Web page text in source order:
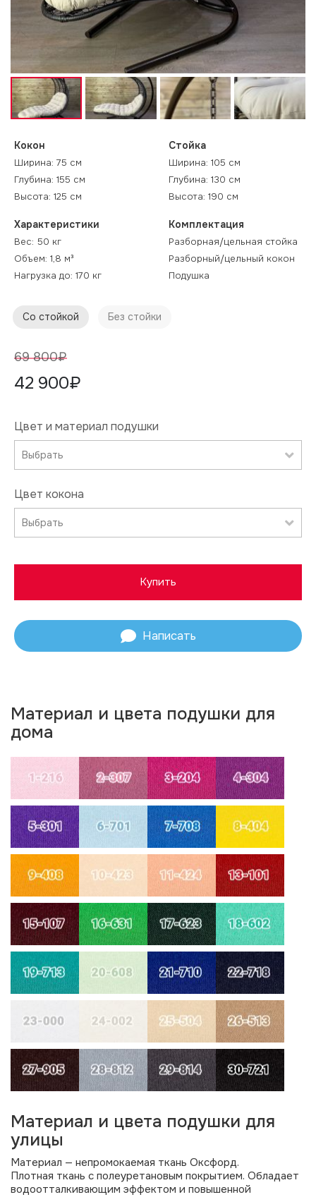
Кокон
Ширина: 75 см
Глубина: 155 см
Высота: 125 см
Стойка
Ширина: 105 см
Глубина: 130 см
Высота: 190 см
Характеристики
Вес: 50 кг
Объем: 1,8 м³
Нагрузка до: 170 кг
Комплектация
Разборная/цельная стойка
Разборный/цельный кокон
Подушка
Со стойкой Без стойки
69 800₽
42 900₽
Цвет и материал подушки
Выбрать
Цвет кокона
Выбрать
Купить
63 800₽
37900₽
Цвет и материал подушки
Выбрать
Цвет кокона
Выбрать
Купить
Написать
Материал и цвета подушки для
дома
Материал и цвета подушки для
улицы
Материал — непромокаемая ткань Оксфорд.
Плотная ткань с полеуретановым покрытием. Обладает
водоотталкивающим эффектом и повышенной